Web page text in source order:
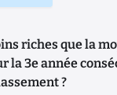
riches que la
la 3e année
?